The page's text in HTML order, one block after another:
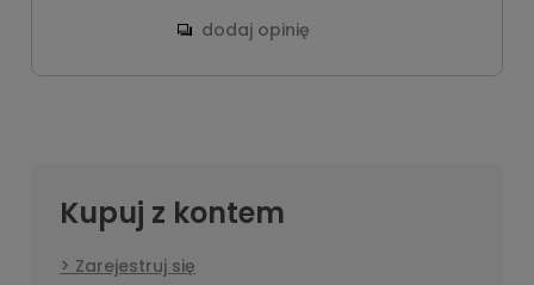
dodaj opinię
Kupuj z kontem
Zarejestruj się